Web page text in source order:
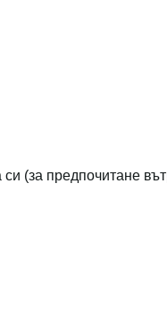
(за предпочитане